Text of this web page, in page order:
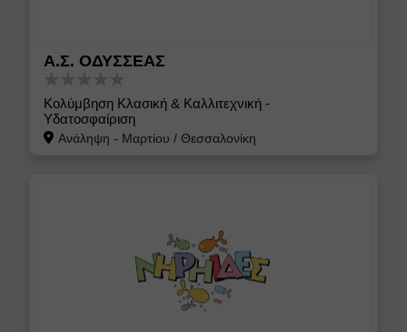
Α.Σ. ΟΔΥΣΣΕΑΣ
Κολύμβηση Κλασική & Καλλιτεχνική -
Υδατοσφαίριση
Ανάληψη - Μαρτίου / Θεσσαλονίκη